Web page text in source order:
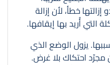
خطأ، لأن إزالة
التي أُريد بها إيقافها.
يزول الوضع الذي
مجرّد احتكاك بلا غرض.